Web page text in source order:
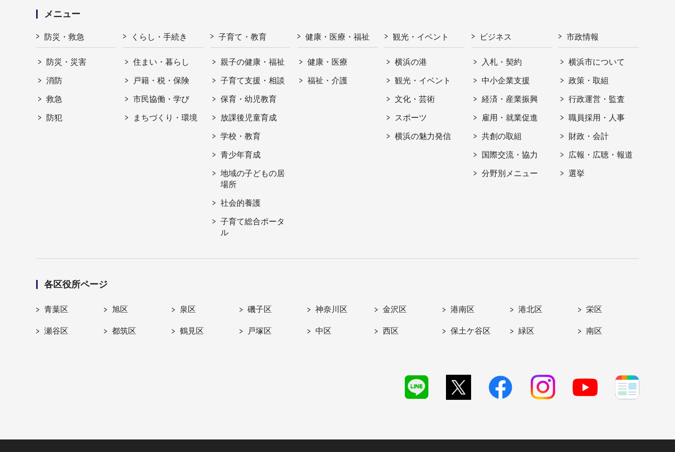
メニュー
防災・救急
防災・災害
消防
救急
防犯
くらし・手続き
住まい・暮らし
戸籍・税・保険
市民協働・学び
まちづくり・環境
子育て・教育
親子の健康・福祉
子育て支援・相談
保育・幼児教育
放課後児童育成
学校・教育
青少年育成
地域の子どもの居
場所
社会的養護
子育て総合ポータ
ル
健康・医療・福祉
健康・医療
福祉・介護
観光・イベント
横浜の港
観光・イベント
文化・芸術
スポーツ
横浜の魅力発信
ビジネス
入札・契約
中小企業支援
経済・産業振興
雇用・就業促進
共創の取組
国際交流・協力
分野別メニュー
市政情報
横浜市について
政策・取組
行政運営・監査
職員採用・人事
財政・会計
広報・広聴・報道
選挙
各区役所ページ
青葉区 旭区 泉区 磯子区 神奈川区 金沢区 港南区 港北区 栄区
瀬谷区 都筑区 鶴見区 戸塚区 中区 西区 保土ケ谷区 緑区 南区